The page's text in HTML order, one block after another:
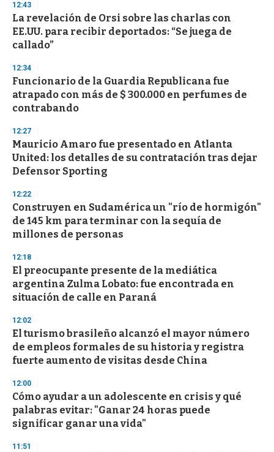
d
s
o
f
3
s
e
c
o
n
s
12:43
La revelación de Orsi sobre las charlas con
EE.UU. para recibir deportados: “Se juega de
callado”
12:34
Funcionario de la Guardia Republicana fue
atrapado con más de $ 300.000 en perfumes de
contrabando
12:27
Mauricio Amaro fue presentado en Atlanta
United: los detalles de su contratación tras dejar
Defensor Sporting
12:22
Construyen en Sudamérica un "río de hormigón"
de 145 km para terminar con la sequía de
millones de personas
12:18
El preocupante presente de la mediática
argentina Zulma Lobato: fue encontrada en
situación de calle en Paraná
12:02
El turismo brasileño alcanzó el mayor número
de empleos formales de su historia y registra
fuerte aumento de visitas desde China
12:00
Cómo ayudar a un adolescente en crisis y qué
palabras evitar: "Ganar 24 horas puede
significar ganar una vida"
11:51